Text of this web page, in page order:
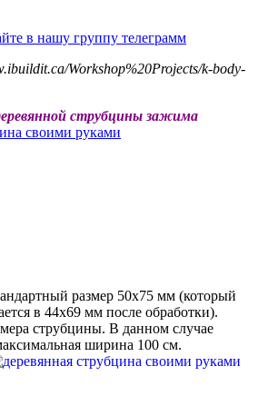
Workshop%20Projects/k-body-
струбцины зажима
размер 50x75 мм (который
в 44x69 мм после обработки).
струбцины. В данном случае
ширина 100 см.